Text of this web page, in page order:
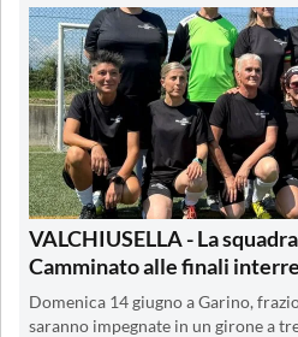
VALCHIUSELLA - La
Camminato alle finali
Domenica 14 giugno a Garino,
saranno impegnate in un girone a